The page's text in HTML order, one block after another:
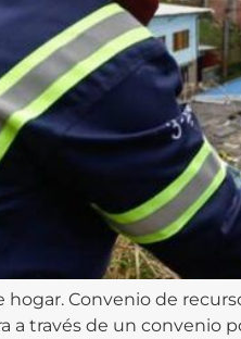
Convenio de
a través de un